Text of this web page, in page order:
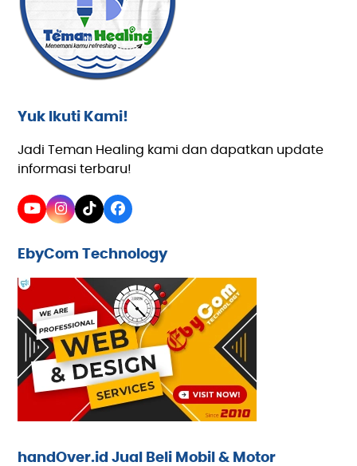
Yuk Ikuti Kami!
Jadi Teman Healing kami dan dapatkan update
informasi terbaru!
YouTube
Instagram
TiktokFacebook
EbyCom Technology
handOver.id Jual Beli Mobil & Motor